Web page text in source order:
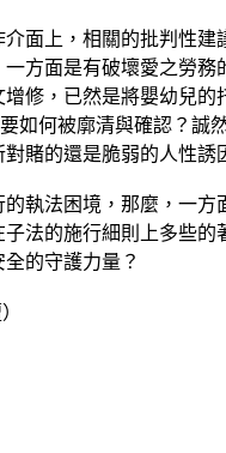
面上，相關的批判性
方面是有破壞愛之勞
修，已然是將嬰幼兒
如何被廓清與確認？
賭的還是脆弱的人性
執法困境，那麼，一
法的施行細則上多些
的守護力量？